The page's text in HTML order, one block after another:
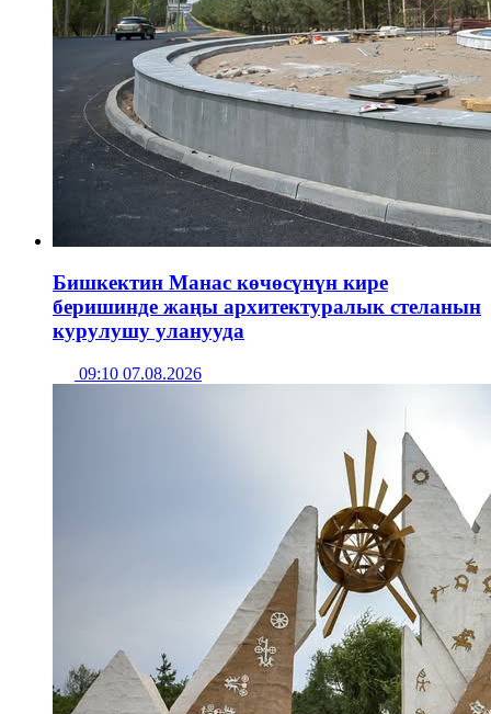
Бишкектин Манас көчөсүнүн кире
беришинде жаңы архитектуралык стеланын
курулушу уланууда
09:10 07.08.2026